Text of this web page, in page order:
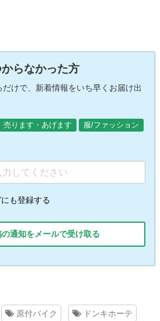
らなかった方
けで、新着情報をいち早くお届け出
売ります・あげます
服/ファッション
も登録する
通知をメールで受け取る
原付バイク ドンキホーテ